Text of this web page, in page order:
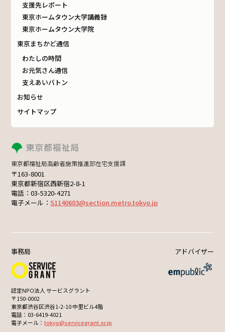
支援先レポート
東京ホームタウン大学講義録
東京ホームタウン大学院
東京まちかど通信
わたしの時間
お元気さん通信
支えあいバトン
お知らせ
サイトマップ
東京都福祉局高齢者施策推進部在宅支援課
〒163-8001
東京都新宿区西新宿2-8-1
電話：03-5320-4271
電子メール： S1140603@section.metro.tokyo.jp
事務局
認定NPO法人 サービスグラント
〒150-0002
東京都渋谷区渋谷1-2-10 中里ビル4階
電話：03-6419-4021
電子メール：tokyo@servicegrant.or.jp
アドバイザー